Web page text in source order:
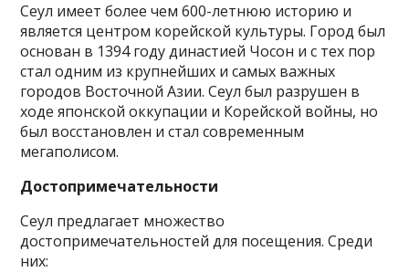
Сеул имеет более чем 600-летнюю историю и
является центром корейской культуры. Город был
основан в 1394 году династией Чосон и с тех пор
стал одним из крупнейших и самых важных
городов Восточной Азии. Сеул был разрушен в
ходе японской оккупации и Корейской войны, но
был восстановлен и стал современным
мегаполисом.
Достопримечательности
Сеул предлагает множество
достопримечательностей для посещения. Среди
них: